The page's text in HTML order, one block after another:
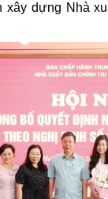
xây dựng Nhà